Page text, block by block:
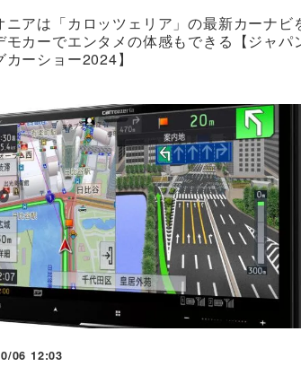
ニアは「カロッツェリア」の最新カーナビ
モカーでエンタメの体感もできる【ジャパ
カーショー2024】
06 12:03